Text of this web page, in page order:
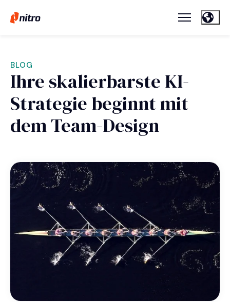
BLOG
Ihre skalierbarste KI-
Strategie beginnt mit
dem Team-Design